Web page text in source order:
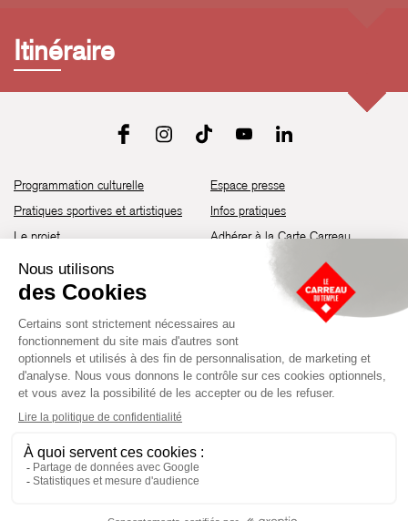
Itinéraire
Programmation culturelle
Pratiques sportives et artistiques
Le projet
Brochure de saison 25-26
Découvrir les espaces
Devenir partenaire
Espace presse
Infos pratiques
Adhérer à la Carte Carreau
Guide d’accessibilité
Établissement culturel et sportif à l’architecture industrielle de la fin du
XIXème siècle, le Carreau du Temple fut réhabilité en 2014 par la Ville
artistiques, culturels et sportifs, à travers une programmation éclectique